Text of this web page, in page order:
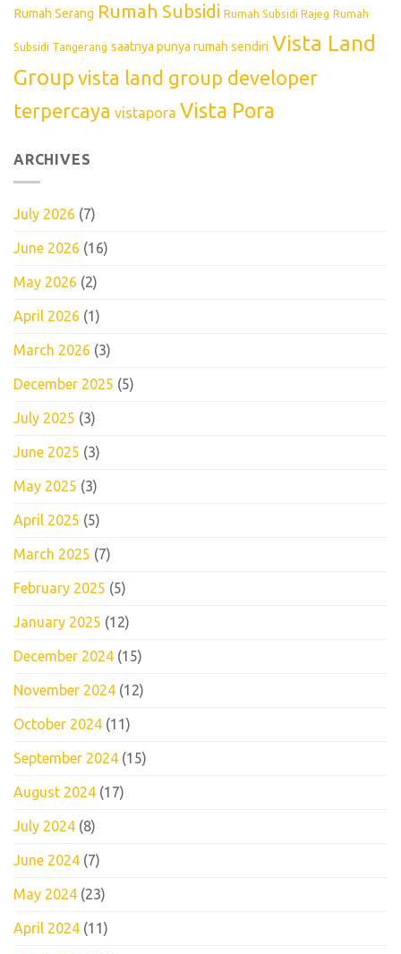
Rumah Serang Rumah Subsidi Rumah Subsidi Rajeg Rumah
Subsidi Tangerang saatnya punya rumah sendiri Vista Land
Group vista land group developer
terpercaya vistapora Vista Pora
ARCHIVES
July 2026 (7)
June 2026 (16)
May 2026 (2)
April 2026 (1)
March 2026 (3)
December 2025 (5)
July 2025 (3)
June 2025 (3)
May 2025 (3)
April 2025 (5)
March 2025 (7)
February 2025 (5)
January 2025 (12)
December 2024 (15)
November 2024 (12)
October 2024 (11)
September 2024 (15)
August 2024 (17)
July 2024 (8)
June 2024 (7)
May 2024 (23)
April 2024 (11)